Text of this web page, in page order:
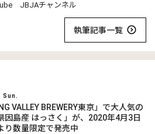
JBJAチャンネル
執筆記事一覧
Sun.
VALLEY BREWERY東京」で大人気の
因島産 はっさく」が、2020年4月3日
り数量限定で発売中